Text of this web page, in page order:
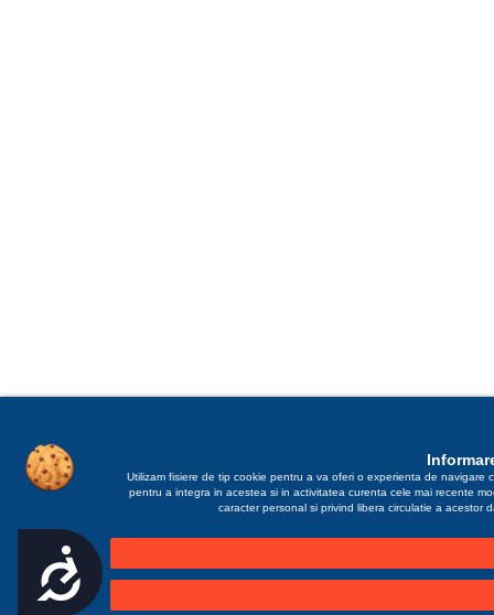
Accesibilitate
Utilizam fisiere de tip cookie pentru a va oferi o experienta de navigare
pentru a integra in acestea si in activitatea curenta cele mai recente
caracter personal si privind libera circulatie a acestor